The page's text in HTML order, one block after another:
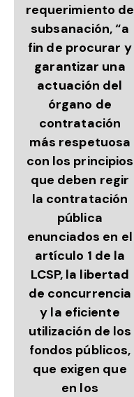
requerimiento de
subsanación, “a
fin de procurar y
garantizar una
actuación del
órgano de
contratación
más respetuosa
con los principios
que deben regir
la contratación
pública
enunciados en el
artículo 1 de la
LCSP, la libertad
de concurrencia
y la eficiente
utilización de los
fondos públicos,
que exigen que
en los